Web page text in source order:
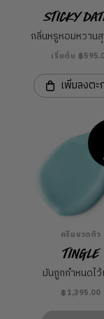
Sticky
กลิ่นหรูหอมหวาน
เริ่มต้น ฿
เพิ่มลงตะ
ครีมนวดตัว
Tingle
มันถูกกำหนดไ
฿1,395.00